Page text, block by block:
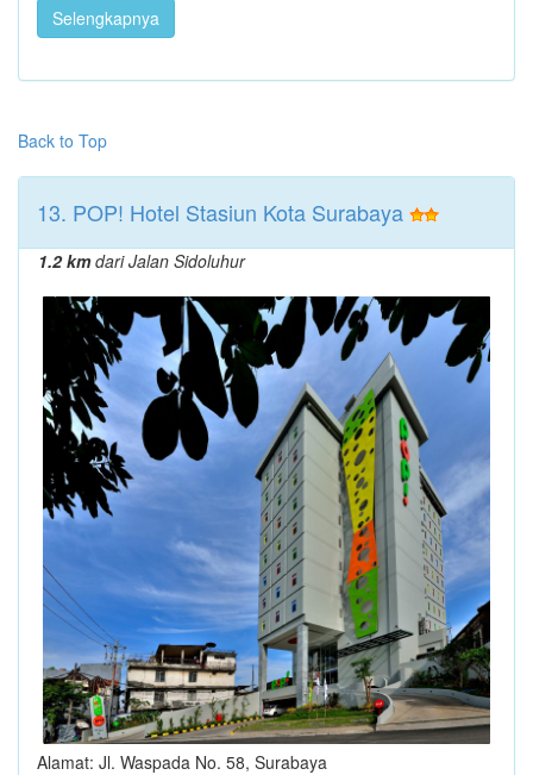
Selengkapnya
Back to Top
13. POP! Hotel Stasiun Kota Surabaya
1.2 kmdari Jalan Sidoluhur
Alamat: Jl. Waspada No. 58, Surabaya